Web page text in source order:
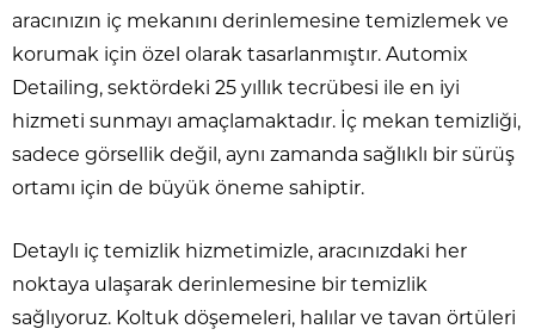
aracınızın iç mekanını derinlemesine temizlemek ve
korumak için özel olarak tasarlanmıştır. Automix
Detailing, sektördeki 25 yıllık tecrübesi ile en iyi
hizmeti sunmayı amaçlamaktadır. İç mekan temizliği,
sadece görsellik değil, aynı zamanda sağlıklı bir sürüş
ortamı için de büyük öneme sahiptir.
Detaylı iç temizlik hizmetimizle, aracınızdaki her
noktaya ulaşarak derinlemesine bir temizlik
sağlıyoruz. Koltuk döşemeleri, halılar ve tavan örtüleri